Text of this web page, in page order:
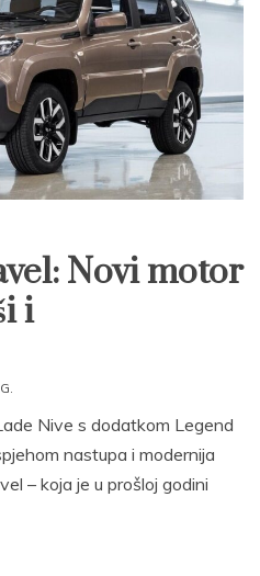
Novi motor
i
Nive s dodatkom Legend
nastupa i modernija
– koja je u prošloj godini